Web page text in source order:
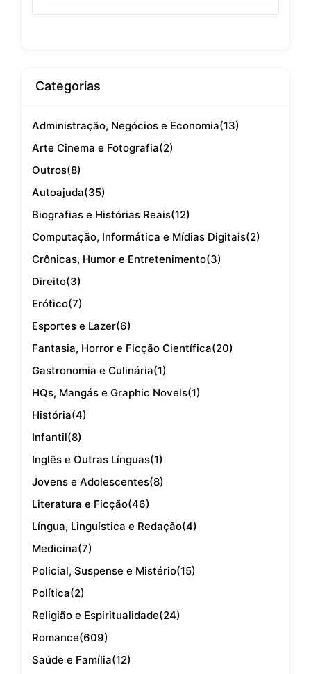
Categorias
Administração, Negócios e Economia(13)
Arte Cinema e Fotografia(2)
Outros(8)
Autoajuda(35)
Biografias e Histórias Reais(12)
Computação, Informática e Mídias Digitais(2)
Crônicas, Humor e Entretenimento(3)
Direito(3)
Erótico(7)
Esportes e Lazer(6)
Fantasia, Horror e Ficção Científica(20)
Gastronomia e Culinária(1)
HQs, Mangás e Graphic Novels(1)
História(4)
Infantil(8)
Inglês e Outras Línguas(1)
Jovens e Adolescentes(8)
Literatura e Ficção(46)
Língua, Linguística e Redação(4)
Medicina(7)
Policial, Suspense e Mistério(15)
Política(2)
Religião e Espiritualidade(24)
Romance(609)
Saúde e Família(12)